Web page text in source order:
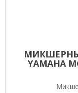
YAMAHA